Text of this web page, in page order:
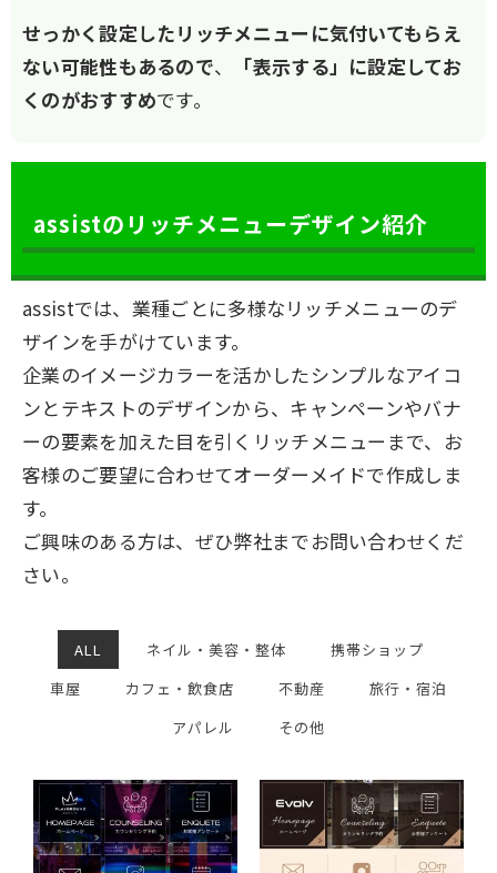
せっかく設定したリッチメニューに気付いてもらえ
ない可能性もあるので、
「表示する」に設定してお
くのがおすすめです。
assistのリッチメニューデザイン紹介
assistでは、業種ごとに多様なリッチメニューのデ
ザインを手がけています。
企業のイメージカラーを活かしたシンプルなアイコ
ンとテキストのデザインから、キャンペーンやバナ
ーの要素を加えた目を引くリッチメニューまで、お
客様のご要望に合わせてオーダーメイドで作成しま
す。
ご興味のある方は、ぜひ弊社までお問い合わせくだ
さい。
ALL ネイル・美容・整体
携帯ショップ
車屋
カフェ・飲食店 不動産
旅行・宿泊
アパレル
その他